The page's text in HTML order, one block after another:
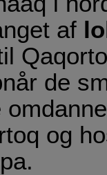
af
de
og